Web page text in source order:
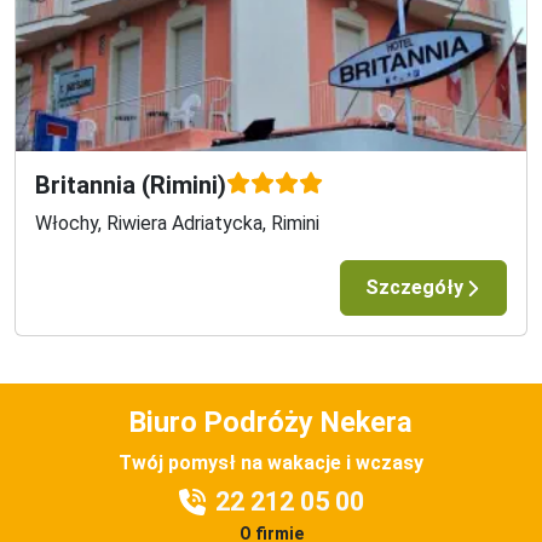
W historycznym centrum Wenecji
W pobliżu Plac Św. Marka
Britannia (Rimini)
Włochy, Riwiera Adriatycka, Rimini
Szczegóły
Biuro Podróży Nekera
Twój pomysł na wakacje i wczasy
22 212 05 00
O firmie